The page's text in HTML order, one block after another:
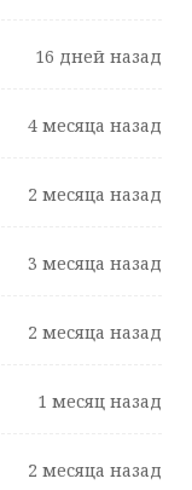
16 дней назад
4 месяца назад
2 месяца назад
3 месяца назад
2 месяца назад
1 месяц назад
2 месяца назад